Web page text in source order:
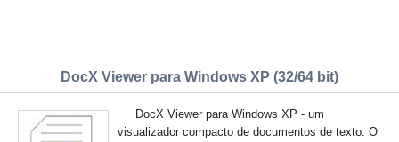
DocX Viewer para Windows XP (32/64 bit)
DocX Viewer para Windows XP - um
visualizador compacto de documentos de texto. O